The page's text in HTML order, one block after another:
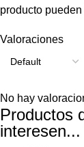
Valoraciones
No hay
producto
Productos
interesen...